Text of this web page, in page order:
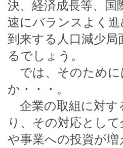
決、経済成長等、
速にバランスよく
到来する人口減少
るでしょう。
では、そのために
か・・・。
企業の取組に対す
り、その対応とし
や事業への投資が